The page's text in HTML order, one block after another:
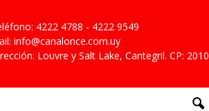
4222 4788 - 4222 9549
info@canalonce.com.uy
Louvre y Salt Lake, Cantegril. CP: